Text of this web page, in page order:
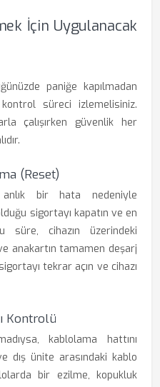
İçin Uygulanacak
paniğe kapılmadan
süreci izlemelisiniz.
çalışırken güvenlik her
(Reset)
bir hata nedeniyle
sigortayı kapatın ve en
cihazın üzerindeki
anakartın tamamen deşarj
tekrar açın ve cihazı
Kontrolü
kablolama hattını
dış ünite arasındaki kablo
bir ezilme, kopukluk